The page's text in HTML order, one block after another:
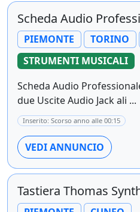
Scheda Audio
PIEMONTE TORINO
STRUMENTI MUSICALI
Scheda Audio
due Uscite Audio Jack ali ...
Inserito: Scorso anno alle 00:15
VEDI ANNUNCIO
Tastiera Thomas